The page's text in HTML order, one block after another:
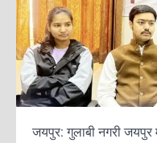
जयपुर: गुलाबी नगरी जयपुर